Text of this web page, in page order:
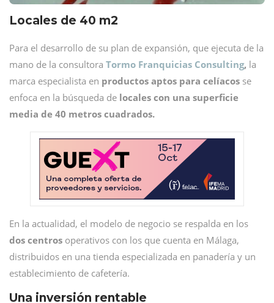
Locales de 40 m2
Para el desarrollo de su plan de expansión, que ejecuta de la
mano de la consultora Tormo Franquicias Consulting, la
marca especialista en productos aptos para celíacos se
enfoca en la búsqueda de locales con una superficie
media de 40 metros cuadrados.
En la actualidad, el modelo de negocio se respalda en los
dos centros operativos con los que cuenta en Málaga,
distribuidos en una tienda especializada en panadería y un
establecimiento de cafetería.
Una inversión rentable